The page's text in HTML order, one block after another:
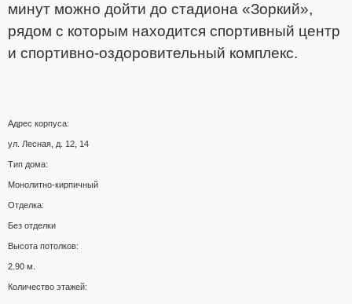
минут можно дойти до стадиона «Зоркий»,
рядом с которым находится спортивный центр
и спортивно-оздоровительный комплекс.
Адрес корпуса:
ул. Лесная, д. 12, 14
Тип дома:
Монолитно-кирпичный
Отделка:
Без отделки
Высота потолков:
2.90 м.
Количество этажей: